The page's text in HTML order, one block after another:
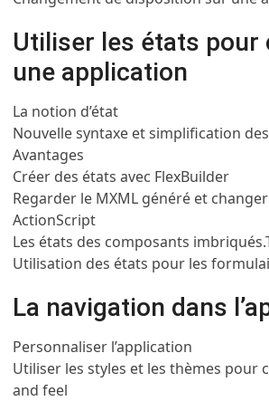
Utiliser les états pour
une application
La notion d’état
Nouvelle syntaxe et simplification
Avantages
Créer des états avec FlexBuilder
Regarder le MXML généré et changer
ActionScript
Les états des composants imbriqués.
Utilisation des états pour les
La navigation dans
Personnaliser l’application
Utiliser les styles et les thèmes pour
and feel